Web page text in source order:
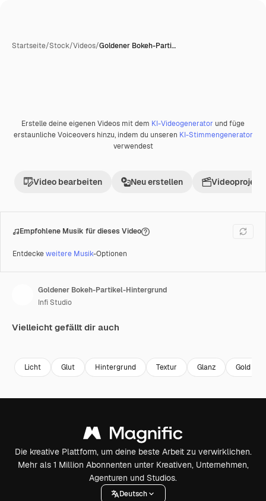
Startseite/Stock/Videos/Goldener Bokeh-Parti…
Premium
Erstelle deine eigenen Videos mit dem KI-Videogenerator und füge
erstaunliche Voiceovers hinzu, indem du unseren KI-Stimmengenerator
verwendest
Video bearbeiten Neu erstellen Videoprojekt
Empfohlene Musik für dieses Video
Entdeckeweitere Musik-Optionen
Goldener Bokeh-Partikel-Hintergrund
Infi Studio
Vielleicht gefällt dir auch
Licht Glut Hintergrund Textur Glanz Gold
Die kreative Plattform, um deine beste Arbeit zu verwirklichen.
Mehr als 1 Million Abonnenten unter Kreativen, Unternehmen,
Agenturen und Studios.
Deutsch